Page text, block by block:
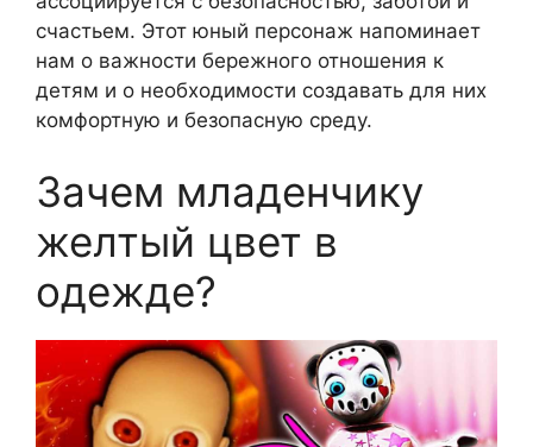
счастьем. Этот юный персонаж напоминает
нам о важности бережного отношения к
детям и о необходимости создавать для них
комфортную и безопасную среду.
Зачем младенчику
желтый цвет в
одежде?